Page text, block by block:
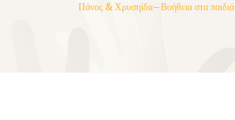
Πάνος & Χρυσηίδα–Βοήθεια στα παιδιά